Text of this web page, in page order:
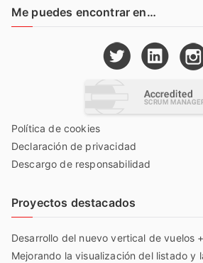
Me puedes encontrar en…
Política de cookies
Declaración de privacidad
Descargo de responsabilidad
Proyectos destacados
Desarrollo del nuevo vertical de vuelos
Mejorando la visualización del listado y